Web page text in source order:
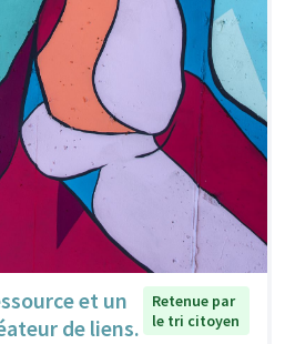
et un
de liens.
Retenue par
le tri citoyen